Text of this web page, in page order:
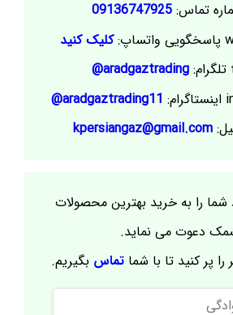
تماس: 09136747925
پاسخگویی واتساپ:کلیک کنید
تلگرام: aradgaztrading@
اینستاگرام: aradgaztrading11@
kpersiangaz@gmail.com
شما را به خرید بهترین محصولات
دعوت می نماید.
را پر کنید تا با شماتماس بگیریم.